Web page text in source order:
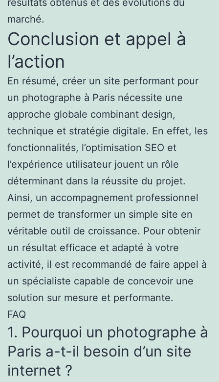
résultats obtenus et des évolutions du
marché.
Conclusion et appel à
l’action
En résumé, créer un site performant pour
un photographe à Paris nécessite une
approche globale combinant design,
technique et stratégie digitale. En effet, les
fonctionnalités, l’optimisation SEO et
l’expérience utilisateur jouent un rôle
déterminant dans la réussite du projet.
Ainsi, un accompagnement professionnel
permet de transformer un simple site en
véritable outil de croissance. Pour obtenir
un résultat efficace et adapté à votre
activité, il est recommandé de faire appel à
un spécialiste capable de concevoir une
solution sur mesure et performante.
FAQ
1. Pourquoi un photographe à
Paris a-t-il besoin d’un site
internet ?